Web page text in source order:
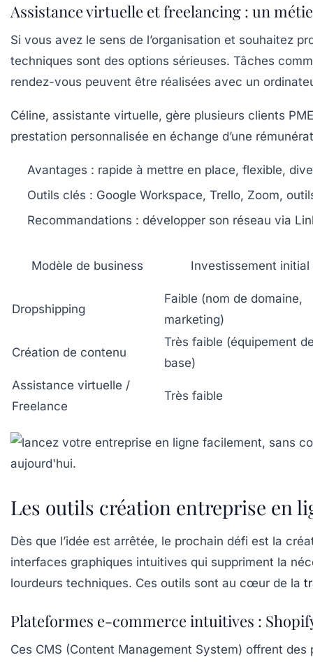
Assistance virtuelle et freelancing : un
Si vous avez le sens de l’organisation et souhaitez
techniques sont des options sérieuses. Tâches
rendez-vous peuvent être réalisées avec un
Céline, assistante virtuelle, gère plusieurs clients
prestation personnalisée en échange d’une
Avantages : rapide à mettre en place, flexible,
Outils clés : Google Workspace, Trello, Zoom,
Recommandations : développer son réseau via
Modèle de business Investissement initial
Dropshipping
Faible (nom de domaine,
marketing)
Création de contenu
Très faible (équipement
base)
Assistance virtuelle /
Freelance
Très faible
Les outils création entreprise en
Dès que l’idée est arrêtée, le prochain défi est la
interfaces graphiques intuitives qui suppriment la
lourdeurs techniques. Ces outils sont au cœur de la
Plateformes e-commerce intuitives :
Ces CMS (Content Management System) offrent